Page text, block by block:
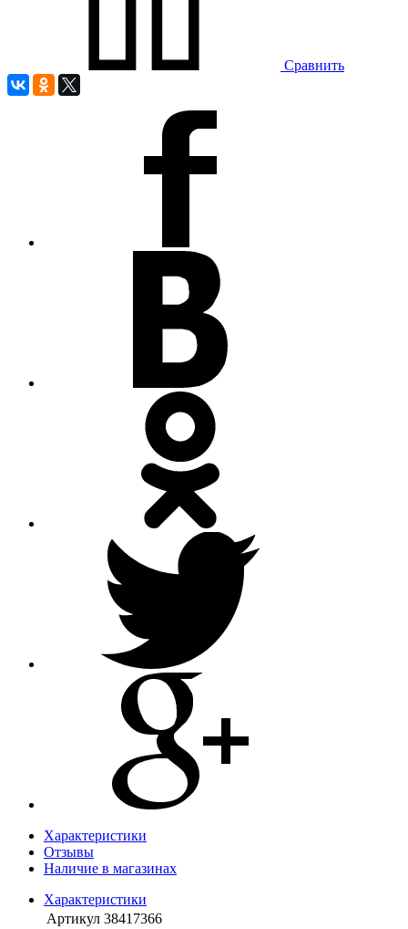
Сравнить
Характеристики
Отзывы
Наличие в магазинах
Характеристики
Артикул 38417366